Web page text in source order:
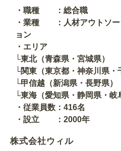
・職種 ：総合職
・業種 ：人材アウトソー
ョン
・エリア
└東北（青森県・宮城県）
└関東（東京都・神奈川県・
└甲信越（新潟県・長野県）
└東海（愛知県・静岡県・岐
・従業員数：416名
・設立 ：2000年
株式会社ウィル